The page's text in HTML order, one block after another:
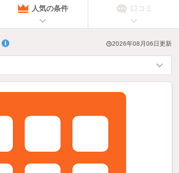
指定した賃料で絞り込む
人気の条件 口コミ
2026年08月06日更新